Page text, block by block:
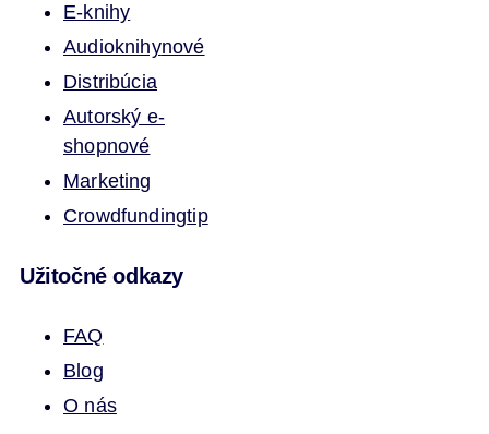
E-knihy
Audioknihynové
Distribúcia
Autorský e-
shopnové
Marketing
Crowdfundingtip
Užitočné odkazy
FAQ
Blog
O nás